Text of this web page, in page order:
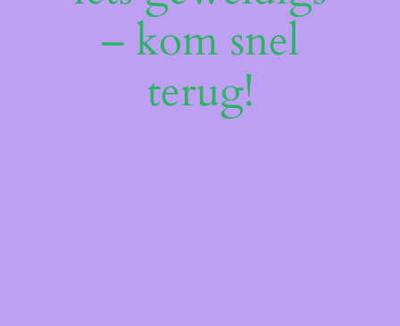
– kom snel
terug!